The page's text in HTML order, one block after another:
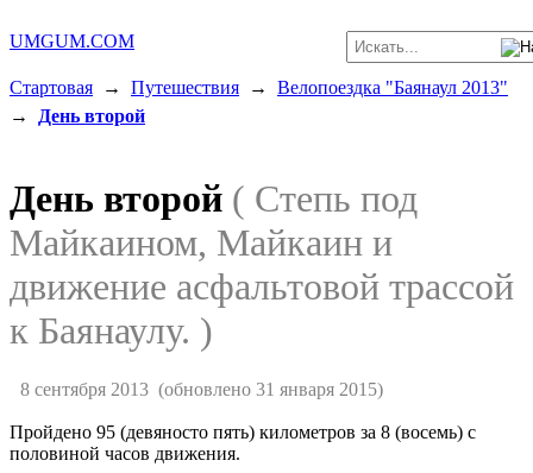
UMGUM.COM
Стартовая → Путешествия → Велопоездка "Баянаул 2013"
→
День второй
День второй ( Степь под
Майкаином, Майкаин и
движение асфальтовой трассой
к Баянаулу. )
8 сентября 2013(обновлено 31 января 2015)
Пройдено 95 (девяносто пять) километров за 8 (восемь) с
половиной часов движения.